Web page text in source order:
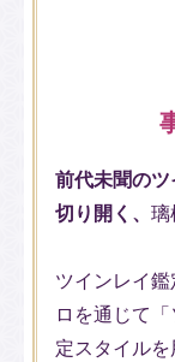
前代未聞の
切り開く、 璃
ツインレイ
ロを通じて
定スタイルを